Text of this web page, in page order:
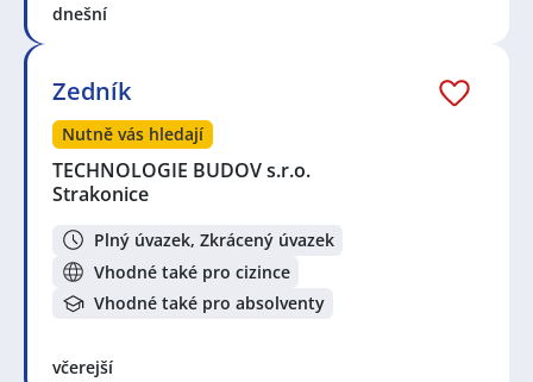
dnešní
Zedník
Nutně vás hledají
TECHNOLOGIE BUDOV s.r.o.
Strakonice
Plný úvazek, Zkrácený úvazek
Vhodné také pro cizince
Vhodné také pro absolventy
včerejší